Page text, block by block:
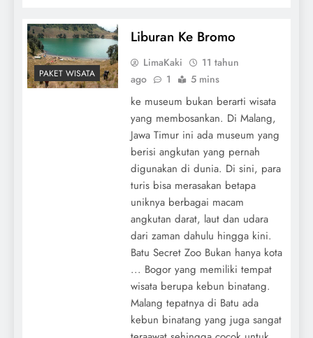
PAKET WISATA
Liburan Ke Bromo
LimaKaki
11 tahun
ago
1 5 mins
ke museum bukan berarti wisata
yang membosankan. Di Malang,
Jawa Timur ini ada museum yang
berisi angkutan yang pernah
digunakan di dunia. Di sini, para
turis bisa merasakan betapa
uniknya berbagai macam
angkutan darat, laut dan udara
dari zaman dahulu hingga kini.
Batu Secret Zoo Bukan hanya kota
... Bogor yang memiliki tempat
wisata berupa kebun binatang.
Malang tepatnya di Batu ada
kebun binatang yang juga sangat